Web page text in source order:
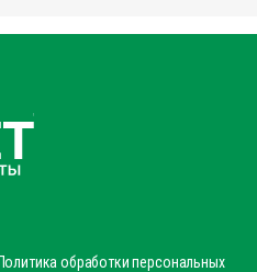
Политика обработки персональных